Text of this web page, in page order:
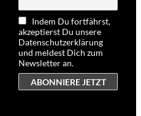
Indem Du fortfährst,
akzeptierst Du unsere
Datenschutzerklärung
und meldest Dich zum
Newsletter an.